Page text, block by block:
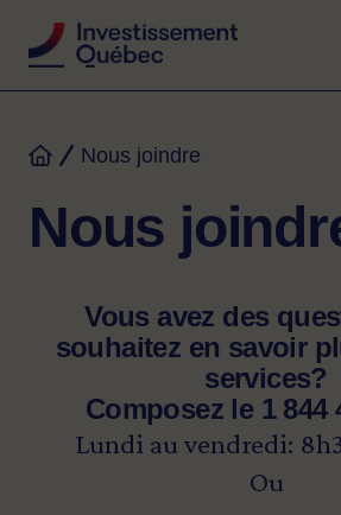
Fil d'Ariane
Accueil
Nous joindre
Nous
Vous avez des
souhaitez en savoir
services?
Composez le 1 844
Lundi au vendredi:
Ou